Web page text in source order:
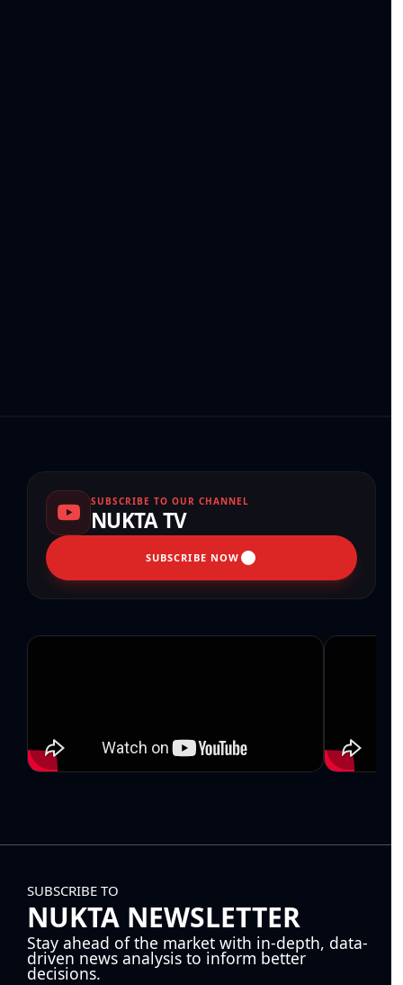
SUBSCRIBE TO OUR CHANNEL
NUKTA TV
SUBSCRIBE NOW
SUBSCRIBE TO
NUKTA NEWSLETTER
Stay ahead of the market with in-depth, data-
driven news analysis to inform better
decisions.